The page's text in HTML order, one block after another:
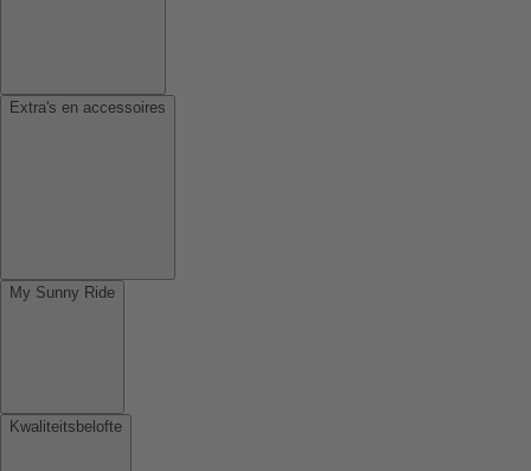
Extra's en accessoires
My Sunny Ride
Kwaliteitsbelofte